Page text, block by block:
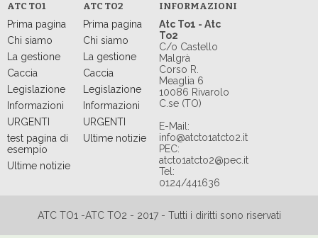
ATC TO1
Prima pagina
Chi siamo
La gestione
Caccia
Legislazione
Informazioni
URGENTI
test pagina di
esempio
Ultime notizie
ATC TO2
Prima pagina
Chi siamo
La gestione
Caccia
Legislazione
Informazioni
URGENTI
Ultime notizie
INFORMAZIONI
Atc To1 - Atc
To2
C/o Castello
Malgrà
Corso R.
Meaglia 6
10086 Rivarolo
C.se (TO)
E-Mail:
info@atcto1atcto2.it
PEC:
atcto1atcto2@pec.it
Tel:
0124/441636
ATC TO1 -ATC TO2 - 2017 - Tutti i diritti sono riservati